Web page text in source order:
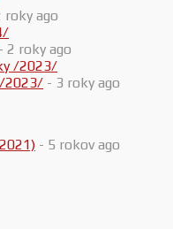
roky ago
- 2 roky ago
/2023/ - 3 roky ago
- 5 rokov ago